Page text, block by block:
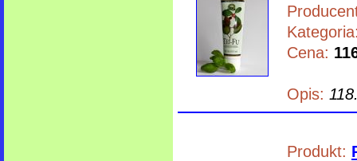
Cena:
Opis:
Produkt: